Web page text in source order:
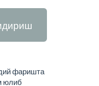
фаришта
юлиб